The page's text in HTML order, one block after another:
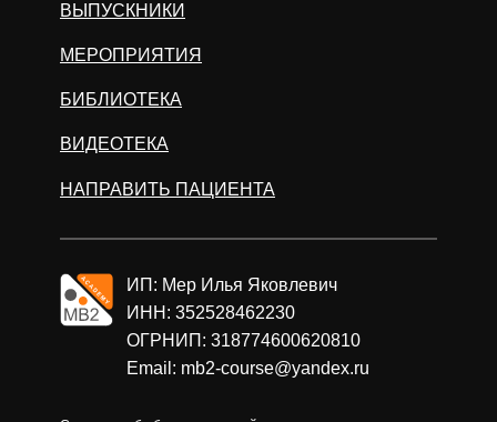
МЕРОПРИЯТИЯ
ВИДЕОТЕКА
БИБЛИОТЕКА
НАПРАВИТЬ ПАЦИЕНТА
ИП: Мер Илья Яковлевич
ИНН: 352528462230
ОГРНИП: 318774600620810
Email: mb2-course@yandex.ru
ВЫПУСКНИКИ